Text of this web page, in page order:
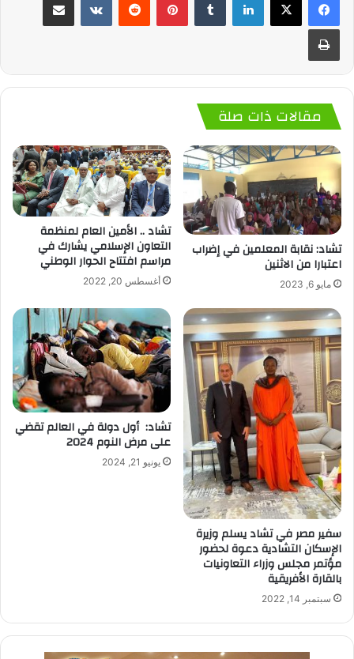
مقالات ذات صلة
تشاد: نقابة المعلمين في إضراب
اعتبارا من الاثنين
مايو 6, 2023
تشاد .. الأمين العام لمنظمة
التعاون الإسلامي يشارك في
مراسم افتتاح الحوار الوطني
أغسطس 20, 2022
سفير مصر في تشاد يسلم وزيرة
الإسكان التشادية دعوة لحضور
مؤتمر مجلس وزراء التعاونيات
بالقارة الأفريقية
سبتمبر 14, 2022
تشاد: أول دولة في العالم تقضي
على مرض النوم 2024
يونيو 21, 2024